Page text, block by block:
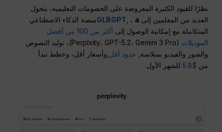
نظرًا للقيود الكثيرة المفروضة على الخصومات التعليمية، يتحول
العديد من المعلمين إلى
GLBGPT , ، a
منصة الذكاء الاصطناعي
المتكاملة مع إمكانية الوصول إلى
أكثر من 100 من أفضل
الموديلات
(Perplxity، GPT-5.2، Gemini 3 Pro)، توليد النصوص
والصور والفيديو بسلاسة, حدود أقل ,وأسعار أقل، وخطط تبدأ
من $5.8 للشهر الأول.